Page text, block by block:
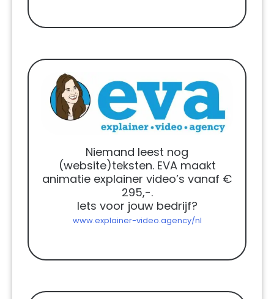
Niemand leest nog
(website)teksten. EVA maakt
animatie explainer video’s vanaf €
295,-.
Iets voor jouw bedrijf?
www.explainer-video.agency/nl